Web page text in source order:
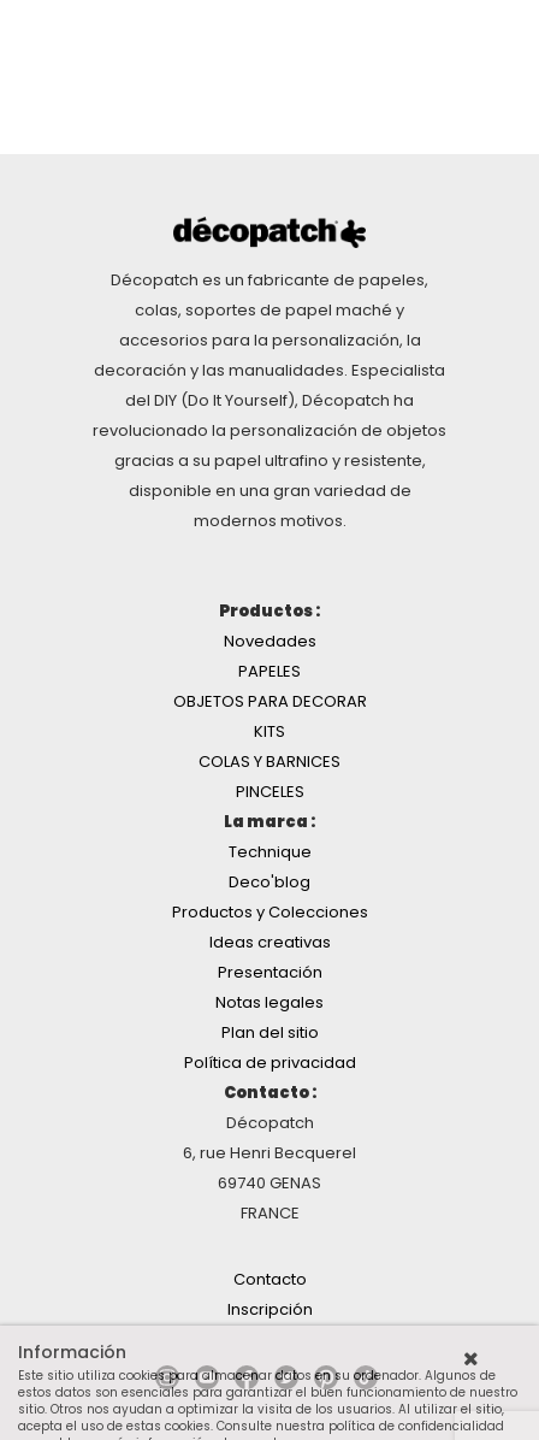
Décopatch es un fabricante de papeles,
colas, soportes de papel maché y
accesorios para la personalización, la
decoración y las manualidades. Especialista
del DIY (Do It Yourself), Décopatch ha
revolucionado la personalización de objetos
gracias a su papel ultrafino y resistente,
disponible en una gran variedad de
modernos motivos.
Productos :
Novedades
PAPELES
OBJETOS PARA DECORAR
KITS
COLAS Y BARNICES
PINCELES
La marca :
Technique
Deco'blog
Productos y Colecciones
Ideas creativas
Presentación
Notas legales
Plan del sitio
Política de privacidad
Contacto :
Décopatch
6, rue Henri Becquerel
69740 GENAS
FRANCE
Contacto
Inscripción
Información
Este sitio utiliza cookies para almacenar datos en su ordenador. Algunos de
estos datos son esenciales para garantizar el buen funcionamiento de nuestro
sitio. Otros nos ayudan a optimizar la visita de los usuarios. Al utilizar el sitio,
acepta el uso de estas cookies. Consulte nuestra política de confidencialidad